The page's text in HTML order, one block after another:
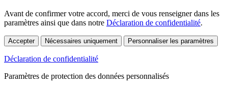
Avant de confirmer votre accord, merci de vous renseigner dans les
paramètres ainsi que dans notre Déclaration de confidentialité.
Accepter Nécessaires uniquement Personnaliser les paramètres
Déclaration de confidentialité
Paramètres de protection des données personnalisés